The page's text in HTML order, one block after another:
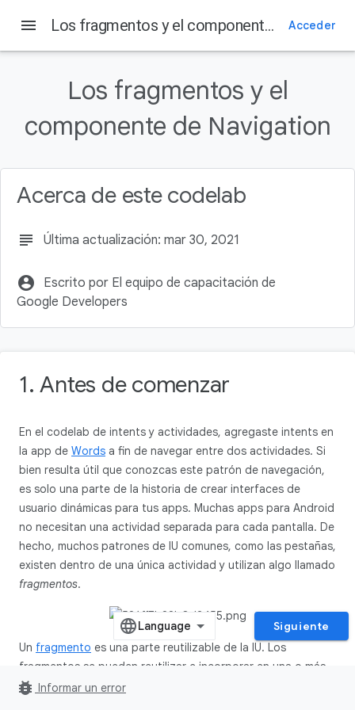
menu Los fragmentos y el componente de Navigation Acceder
Los fragmentos y el
componente de Navigation
Acerca de este codelab
subject Última actualización: mar 30, 2021
account_circle
Escrito por El equipo de capacitación de
Google Developers
1. Antes de comenzar
En el codelab de intents y actividades, agregaste intents en
la app de Words a fin de navegar entre dos actividades. Si
bien resulta útil que conozcas este patrón de navegación,
es solo una parte de la historia de crear interfaces de
usuario dinámicas para tus apps. Muchas apps para Android
no necesitan una actividad separada para cada pantalla. De
hecho, muchos patrones de IU comunes, como las pestañas,
existen dentro de una única actividad y utilizan algo llamado
fragmentos.
Un fragmento es una parte reutilizable de la IU. Los
fragmentos se pueden reutilizar e incorporar en una o más
actividades. En la captura de pantalla anterior, al presionar
Siguiente
bug_report Informar un error